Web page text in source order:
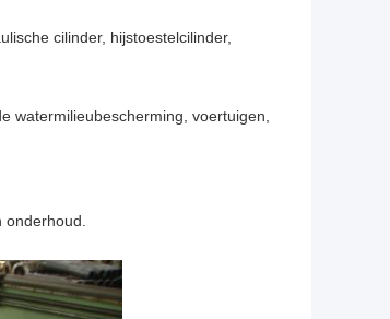
cilinder, hijstoestelcilinder,
watermilieubescherming, voertuigen,
onderhoud.